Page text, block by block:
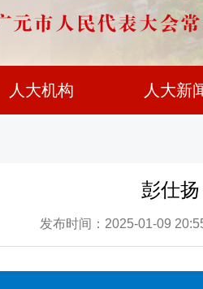
人大机构 人大新
彭仕扬
发布时间：2025-01-09